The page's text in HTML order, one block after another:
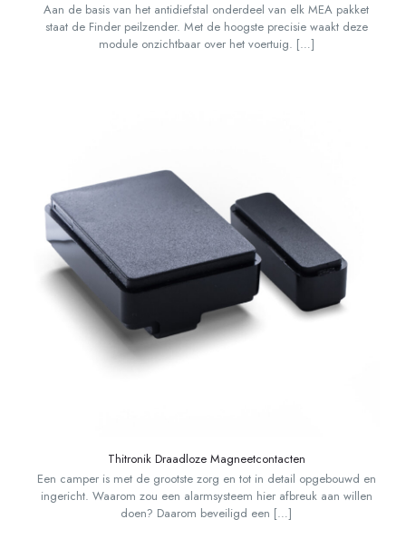
Aan de basis van het antidiefstal onderdeel van elk MEA pakket
staat de Finder peilzender. Met de hoogste precisie waakt deze
module onzichtbaar over het voertuig. […]
Thitronik Draadloze Magneetcontacten
Een camper is met de grootste zorg en tot in detail opgebouwd en
ingericht. Waarom zou een alarmsysteem hier afbreuk aan willen
doen? Daarom beveiligd een […]